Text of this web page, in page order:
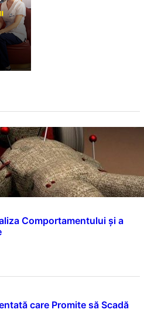
Comportamentului și a
care Promite să Scadă